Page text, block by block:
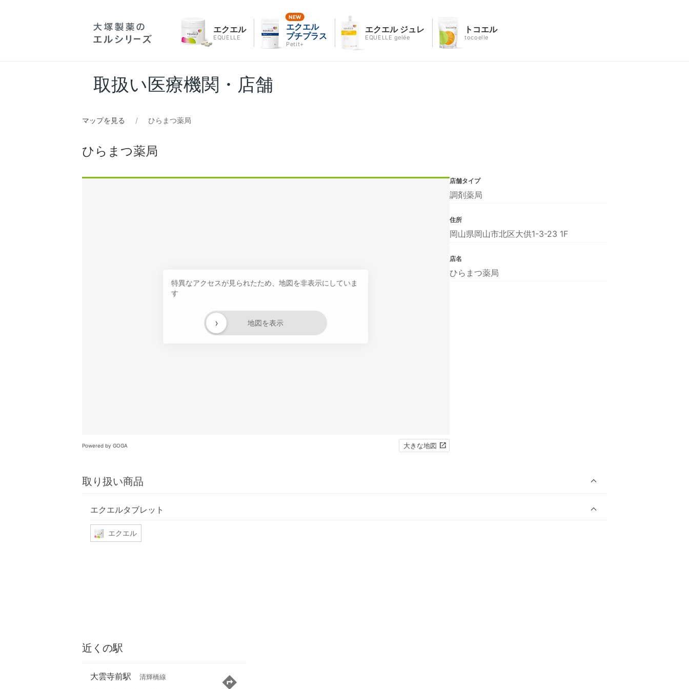
エクエル
EQUELLE
エクエル
プチプラス
Petit+
エクエル ジュレ
EQUELLE gelée
トコエル
tocoelle
取扱い医療機関・店舗
マップを見る ひらまつ薬局
ひらまつ薬局
特異なアクセスが見られたため、地図を非表示にしていま
す
地図を表示
›
Powered by GOGA 大きな地図
取り扱い商品
エクエルタブレット
エクエル
店舗タイプ
調剤薬局
住所
岡山県岡山市北区大供1-3-23 1F
店名
ひらまつ薬局
近くの駅
大雲寺前駅 清輝橋線